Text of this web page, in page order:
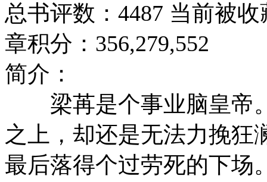
总书评数：4487 当前被
章积分：356,279,552
简介：
梁苒是个事业脑皇帝
之上，却还是无法力挽狂
最后落得个过劳死的下场